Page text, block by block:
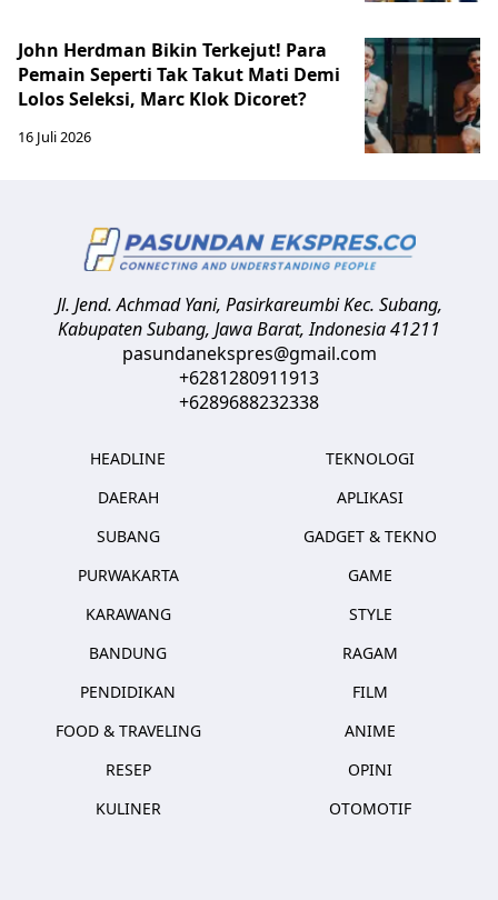
John Herdman Bikin Terkejut! Para
Pemain Seperti Tak Takut Mati Demi
Lolos Seleksi, Marc Klok Dicoret?
16 Juli 2026
Jl. Jend. Achmad Yani, Pasirkareumbi Kec. Subang,
Kabupaten Subang, Jawa Barat,Indonesia41211
pasundanekspres@gmail.com
+6281280911913
+6289688232338
HEADLINE
DAERAH
SUBANG
PURWAKARTA
KARAWANG
BANDUNG
PENDIDIKAN
FOOD & TRAVELING
RESEP
KULINER
TEKNOLOGI
APLIKASI
GADGET & TEKNO
GAME
STYLE
RAGAM
FILM
ANIME
OPINI
OTOMOTIF